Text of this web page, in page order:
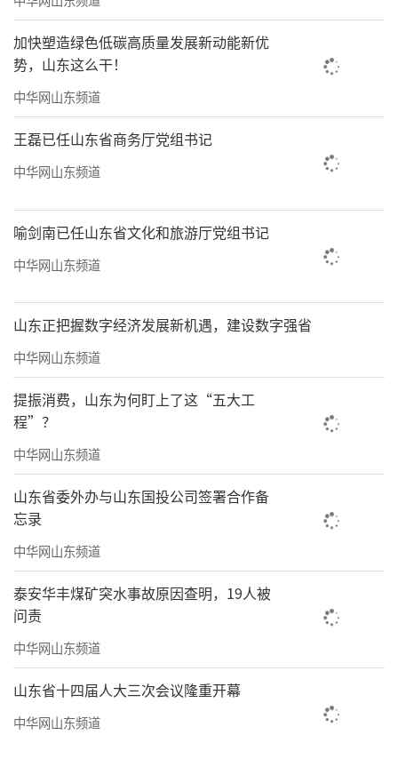
加快塑造绿色低碳高质量发展新动能新优
势，山东这么干！
中华网山东频道
王磊已任山东省商务厅党组书记
中华网山东频道
喻剑南已任山东省文化和旅游厅党组书记
中华网山东频道
山东正把握数字经济发展新机遇，建设数字强省
中华网山东频道
提振消费，山东为何盯上了这“五大工
程”？
中华网山东频道
山东省委外办与山东国投公司签署合作备
忘录
中华网山东频道
泰安华丰煤矿突水事故原因查明，19人被
问责
中华网山东频道
山东省十四届人大三次会议隆重开幕
中华网山东频道